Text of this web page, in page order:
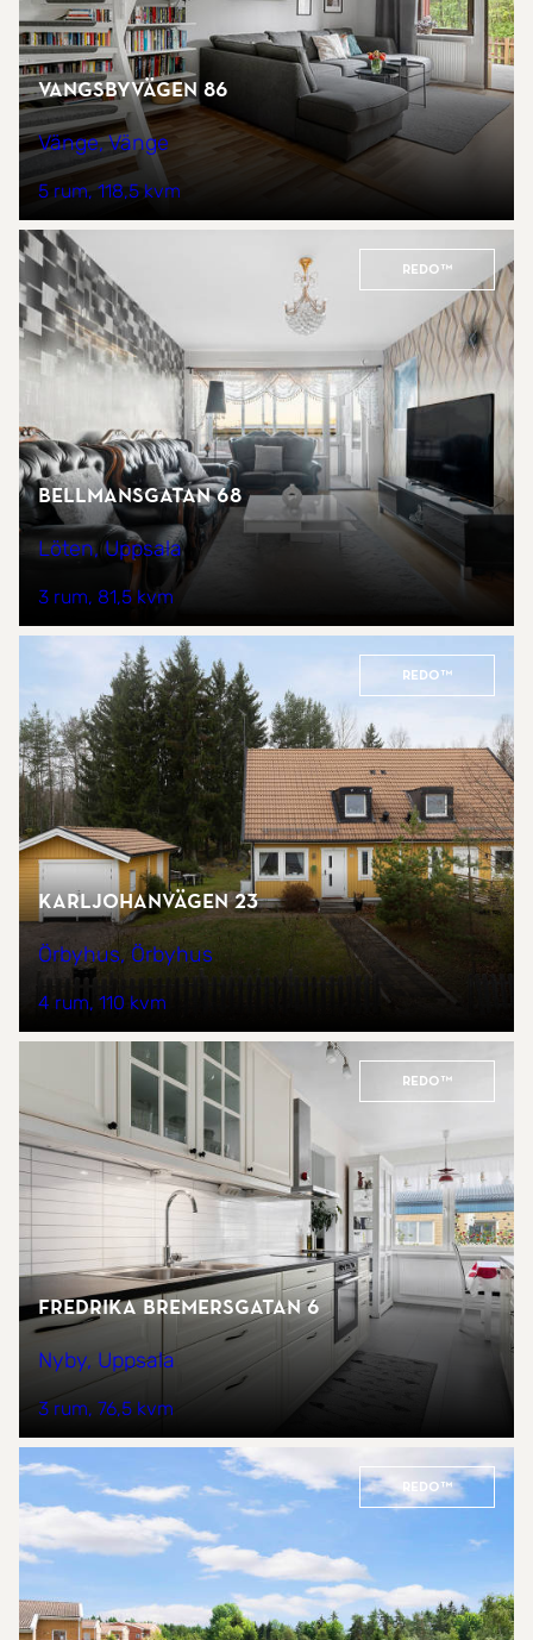
Vangsbyvägen 86
Vänge, Vänge
5 rum 118,5 kvm
REDO™
Bellmansgatan 68
Löten, Uppsala
3 rum 81,5 kvm
REDO™
Karljohanvägen 23
Örbyhus, Örbyhus
4 rum 110 kvm
REDO™
Fredrika Bremersgatan 6
Nyby, Uppsala
3 rum 76,5 kvm
REDO™